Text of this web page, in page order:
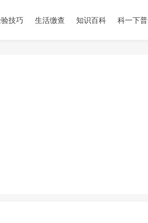
技巧 生活缴查 知识百科 科一下普